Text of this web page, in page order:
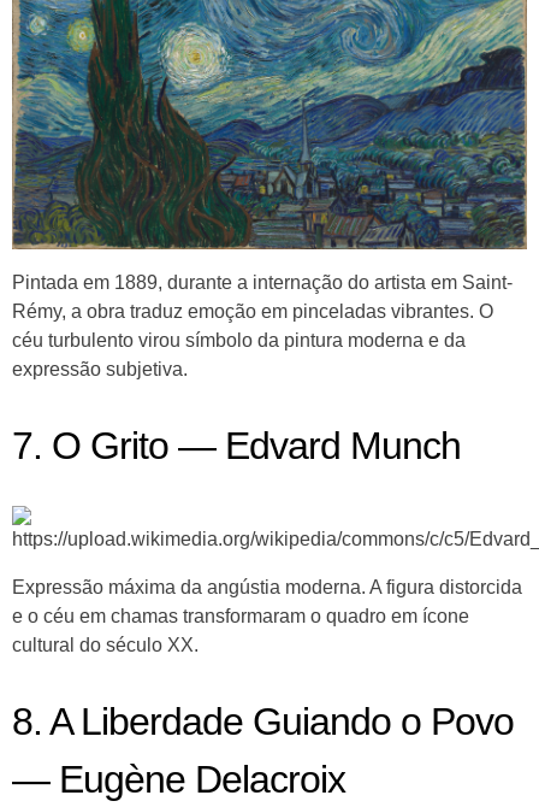
Pintada em 1889, durante a internação do artista em Saint-
Rémy, a obra traduz emoção em pinceladas vibrantes. O
céu turbulento virou símbolo da pintura moderna e da
expressão subjetiva.
7. O Grito — Edvard Munch
Expressão máxima da angústia moderna. A figura distorcida
e o céu em chamas transformaram o quadro em ícone
cultural do século XX.
8. A Liberdade Guiando o Povo
— Eugène Delacroix